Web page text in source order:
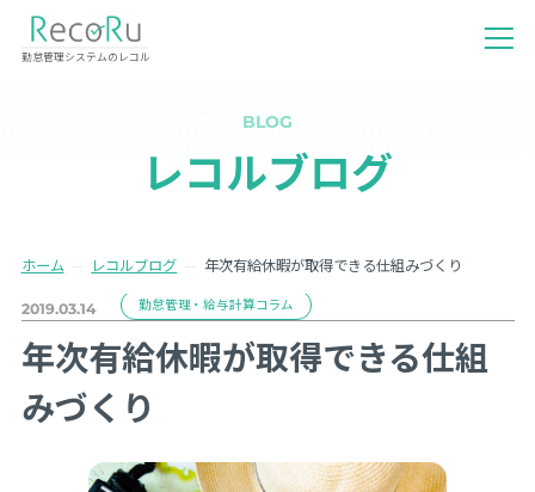
勤怠管理システムのレコル
BLOG
レコルブログ
ホーム レコルブログ 年次有給休暇が取得できる仕組みづくり
2019.03.14 勤怠管理・給与計算コラム
年次有給休暇が取得できる仕組
みづくり